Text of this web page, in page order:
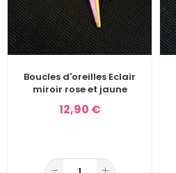
Boucles d'oreilles Eclair
miroir rose et jaune
12,90 €